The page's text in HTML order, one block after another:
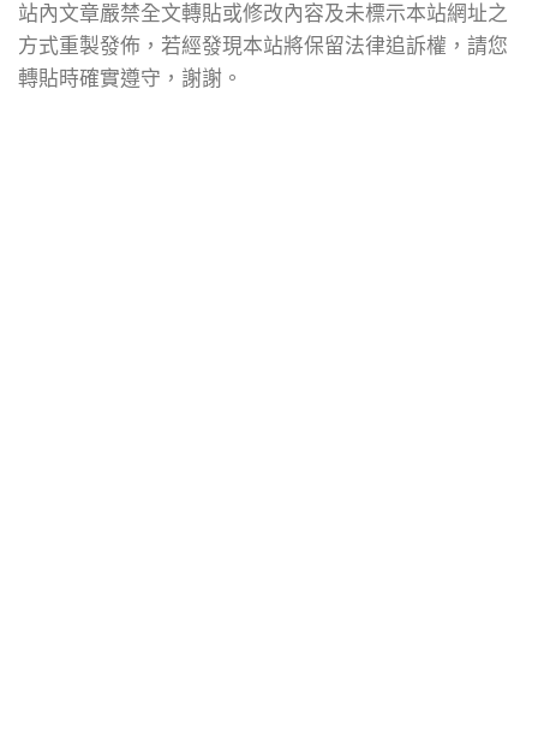
站內文章嚴禁全文轉貼或修改內容及未標示本站網址之
方式重製發佈，若經發現本站將保留法律追訴權，請您
轉貼時確實遵守，謝謝。